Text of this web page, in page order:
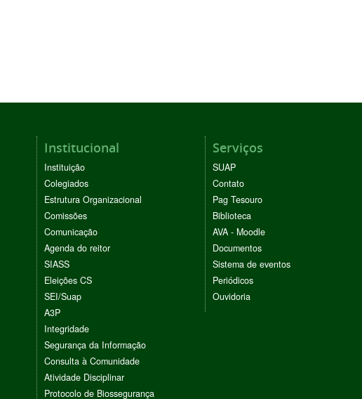
Institucional
Instituição
Colegiados
Estrutura Organizacional
Comissões
Comunicação
Agenda do reitor
SIASS
Eleições CS
SEI/Suap
A3P
Integridade
Segurança da Informação
Consulta à Comunidade
Atividade Disciplinar
Protocolo de Biossegurança
Serviços
SUAP
Contato
Pag Tesouro
Biblioteca
AVA - Moodle
Documentos
Sistema de eventos
Periódicos
Ouvidoria